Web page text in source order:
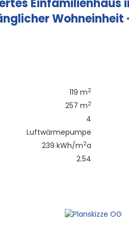
119 m2
257 m2
4
Luftwärmepumpe
239 kWh/m2a
2.54